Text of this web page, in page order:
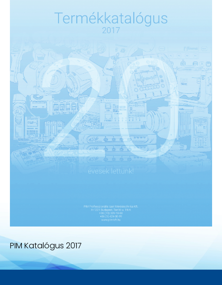
PIM Katalógus 2017